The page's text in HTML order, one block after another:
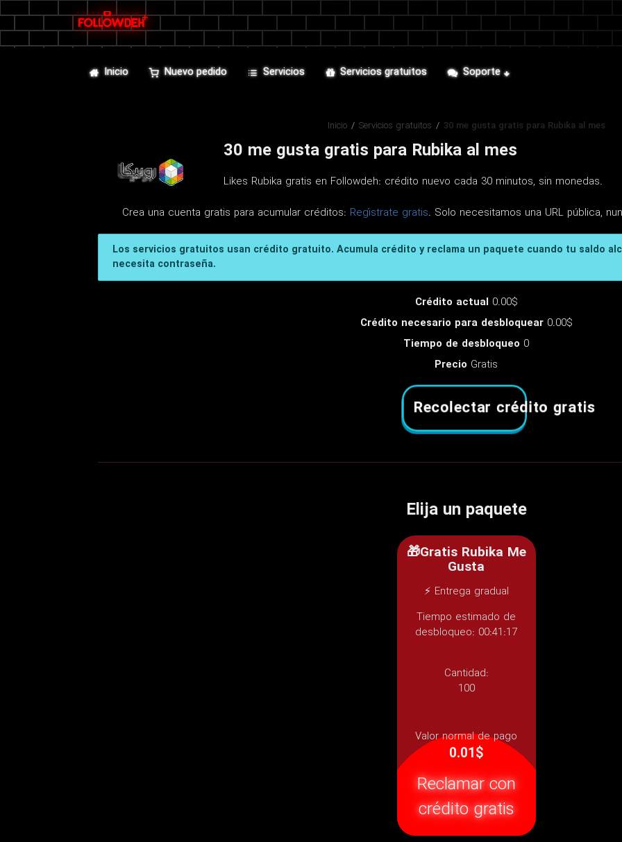
Inicio Nuevo pedido Servicios Servicios gratuitos Soporte
Inicio / Servicios gratuitos / 30 me gusta gratis para Rubika al mes
30 me gusta gratis para Rubika al mes
Likes Rubika gratis en Followdeh: crédito nuevo cada 30 minutos, sin monedas.
Crea una cuenta gratis para acumular créditos: Regístrate gratis. Solo necesitamos una URL pública,
Los servicios gratuitos usan crédito gratuito. Acumula crédito y reclama un paquete cuando tu saldo
necesita contraseña.
Crédito actual 0.00$
Crédito necesario para desbloquear 0.00$
Tiempo de desbloqueo 0
Precio Gratis
Recolectar crédito gratis
Elija un paquete
🎁Gratis Rubika Me
Gusta
⚡ Entrega gradual
Tiempo estimado de
desbloqueo: 00:41:17
Cantidad:
100
Valor normal de pago
0.01$
Reclamar con
crédito gratis